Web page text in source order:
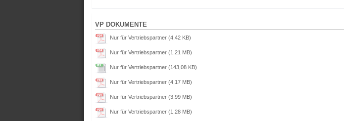
VP DOKUMENTE
Nur für Vertriebspartner (4,42 KB)
Nur für Vertriebspartner (1,21 MB)
Nur für Vertriebspartner (143,08 KB)
Nur für Vertriebspartner (4,17 MB)
Nur für Vertriebspartner (3,99 MB)
Nur für Vertriebspartner (1,28 MB)